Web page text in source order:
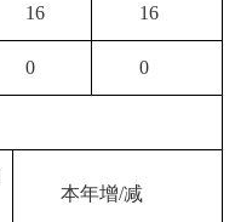
16 16
0 0
本年增/减